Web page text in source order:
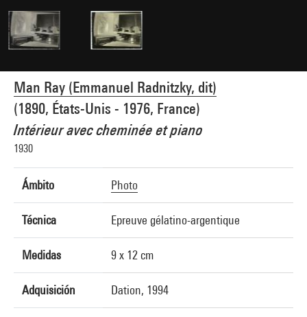
Man Ray (Emmanuel Radnitzky, dit)
(1890, États-Unis - 1976, France)
Intérieur avec cheminée et piano
1930
Ámbito Photo
Técnica Epreuve gélatino-argentique
Medidas 9 x 12 cm
Adquisición Dation, 1994
GrandPalaisRmn
Referencia de la imagen : 4N12152
Difusión de la imagen :GrandPalaisRmnPhoto